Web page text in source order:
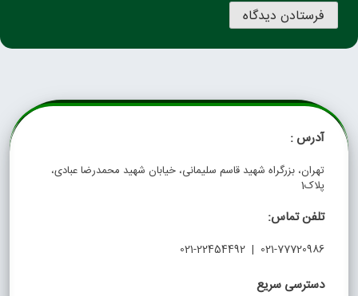
آدرس :
تهران، بزرگراه شهید قاسم سلیمانی، خیابان شهید محمدرضا عبادی،
پلاک1
تلفن تماس:
021-77720986 | 021-22454492
دسترسی سریع